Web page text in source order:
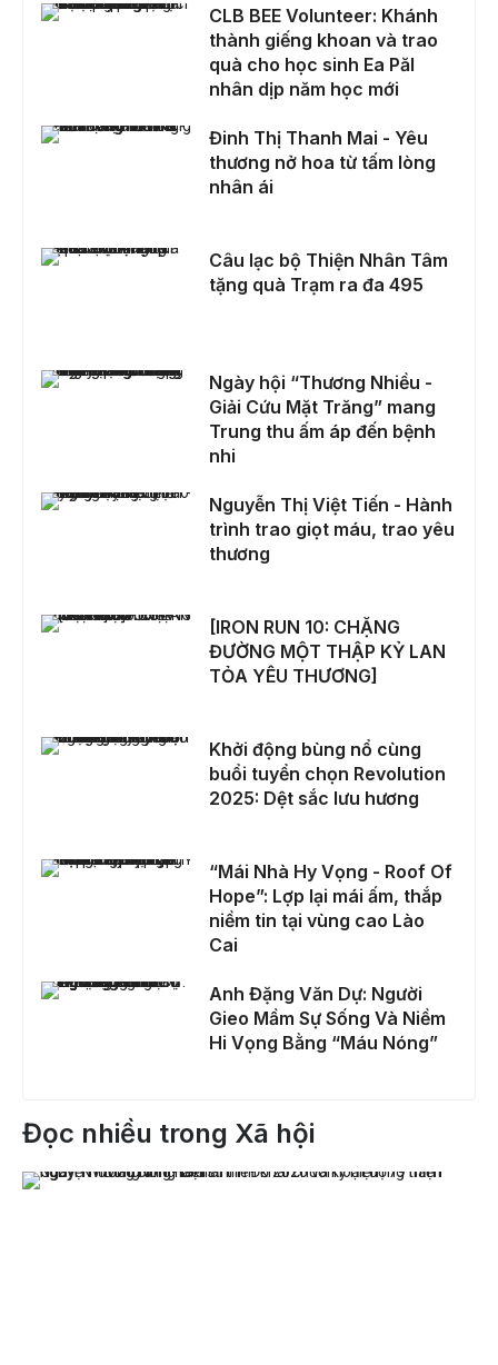
CLB BEE Volunteer: Khánh
thành giếng khoan và trao
quà cho học sinh Ea Păl
nhân dịp năm học mới
Đinh Thị Thanh Mai - Yêu thương nở hoa từ tấm lòng nhân ái
Đinh Thị Thanh Mai - Yêu
thương nở hoa từ tấm lòng
nhân ái
Câu lạc bộ Thiện Nhân Tâm tặng quà Trạm ra đa 495
Câu lạc bộ Thiện Nhân Tâm
tặng quà Trạm ra đa 495
Ngày hội “Thương Nhiều - Giải Cứu Mặt Trăng” mang Trung thu ấm áp đến bệnh nhi
Ngày hội “Thương Nhiều -
Giải Cứu Mặt Trăng” mang
Trung thu ấm áp đến bệnh
nhi
Nguyễn Thị Việt Tiến - Hành trình trao giọt máu, trao yêu thương
Nguyễn Thị Việt Tiến - Hành
trình trao giọt máu, trao yêu
thương
[IRON RUN 10: CHẶNG ĐƯỜNG MỘT THẬP KỶ LAN TỎA YÊU THƯƠNG]
[IRON RUN 10: CHẶNG
ĐƯỜNG MỘT THẬP KỶ LAN
TỎA YÊU THƯƠNG]
Khởi động bùng nổ cùng buổi tuyển chọn Revolution 2025: Dệt sắc lưu hương
Khởi động bùng nổ cùng
buổi tuyển chọn Revolution
2025: Dệt sắc lưu hương
“Mái Nhà Hy Vọng - Roof Of Hope”: Lợp lại mái ấm, thắp niềm tin tại vùng cao Lào Cai
“Mái Nhà Hy Vọng - Roof Of
Hope”: Lợp lại mái ấm, thắp
niềm tin tại vùng cao Lào
Cai
Anh Đặng Văn Dự: Người Gieo Mầm Sự Sống Và Niềm Hi Vọng Bằng “Máu Nóng”
Anh Đặng Văn Dự: Người
Gieo Mầm Sự Sống Và Niềm
Hi Vọng Bằng “Máu Nóng”
Đọc nhiều trong Xã hội